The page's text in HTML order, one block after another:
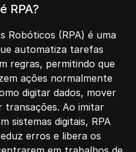
RPA?
Robóticos (RPA) é uma
automatiza tarefas
regras, permitindo que
ações normalmente
digitar dados, mover
transações. Ao imitar
sistemas digitais, RPA
erros e libera os